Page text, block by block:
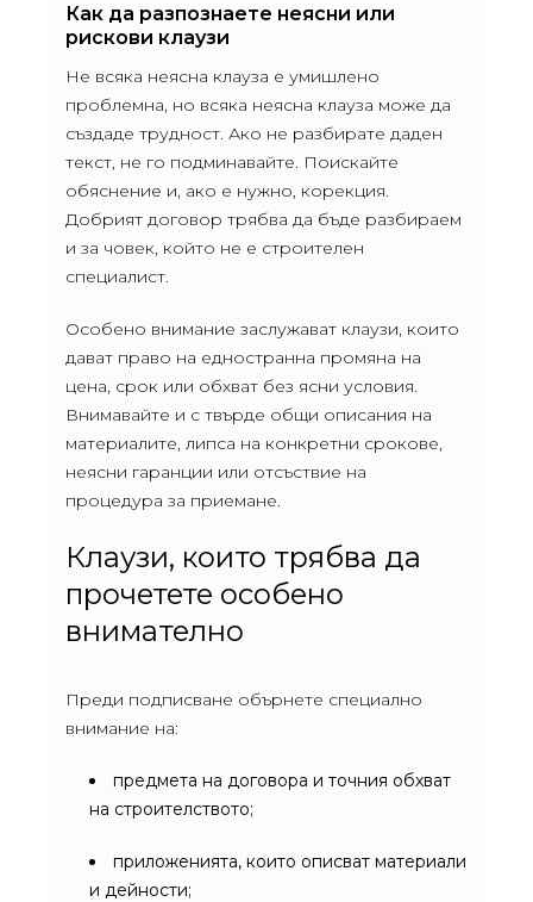
Как да разпознаете неясни или
рискови клаузи
Не всяка неясна клауза е умишлено
проблемна, но всяка неясна клауза може да
създаде трудност. Ако не разбирате даден
текст, не го подминавайте. Поискайте
обяснение и, ако е нужно, корекция.
Добрият договор трябва да бъде разбираем
и за човек, който не е строителен
специалист.
Особено внимание заслужават клаузи, които
дават право на едностранна промяна на
цена, срок или обхват без ясни условия.
Внимавайте и с твърде общи описания на
материалите, липса на конкретни срокове,
неясни гаранции или отсъствие на
процедура за приемане.
Клаузи, които трябва да
прочетете особено
внимателно
Преди подписване обърнете специално
внимание на:
предмета на договора и точния обхват
на строителството;
приложенията, които описват материали
и дейности;